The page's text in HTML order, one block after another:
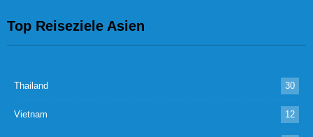
Top Reiseziele Asien
Thailand 30
Vietnam 12